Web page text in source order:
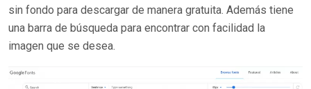
sin fondo para descargar de manera gratuita. Además tiene
una barra de búsqueda para encontrar con facilidad la
imagen que se desea.